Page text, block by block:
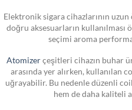
Elektronik sigara cihazlarının
doğru aksesuarların
seçimi aroma
Atomizerçeşitleri cihazın buhar
arasında yer alırken, kullanılan
uğrayabilir. Bu nedenle düzenli
hem de daha kaliteli